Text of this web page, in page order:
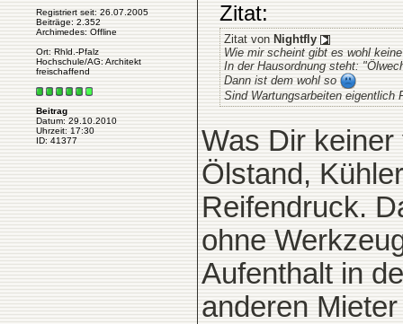
Registriert seit: 26.07.2005
Beiträge: 2.352
Archimedes: Offline
Ort: Rhld.-Pfalz
Hochschule/AG: Architekt
freischaffend
Beitrag
Datum: 29.10.2010
Uhrzeit: 17:30
ID: 41377
Zitat:
Zitat von Nightfly
Wie mir scheint gibt es wohl
In der Hausordnung steht:
Dann ist dem wohl so
Sind Wartungsarbeiten eigentlich
Was Dir
Ölstand,
Reifendruck.
ohne
Aufenthalt in
anderen